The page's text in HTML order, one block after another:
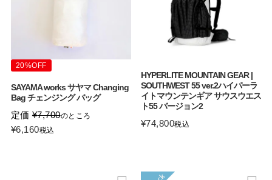
20%OFF
SAYAMA works サヤマ Changing
Bag チェンジング バッグ
定価 ¥7,700のところ
¥6,160税込
HYPERLITE MOUNTAIN GEAR |
SOUTHWEST 55 ver.2ハイパーラ
イトマウンテンギア サウスウエス
ト55 バージョン2
¥74,800税込